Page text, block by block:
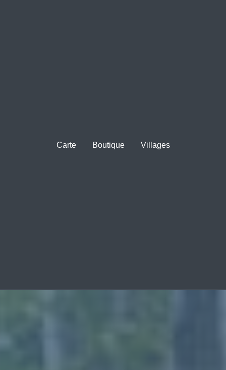
Carte Boutique Villages